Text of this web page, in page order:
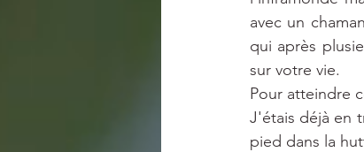
avec un
qui après
sur votre vie.
Pour atteindre
J'étais déjà en
pied dans la